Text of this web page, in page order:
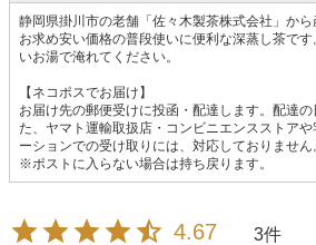
静岡県掛川市の老舗「佐々木製茶株式会社」から
お求め安い価格の普段使いに便利な深蒸し茶で
いお湯で淹れてください。
【ネコポスでお届け】
お届け先の郵便受けに投函・配達します。配達
た、ヤマト運輸取扱店・コンビニエンスストア
ーションでの受け取りには、対応しておりません
※ポストに入らない場合は持ち戻ります。
4.67 3